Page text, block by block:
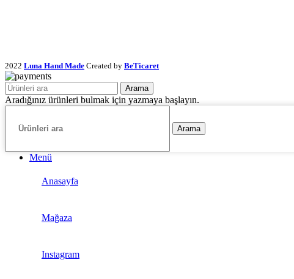
2022 Luna Hand Made Created by BeTicaret
Arama
Aradığınız ürünleri bulmak için yazmaya başlayın.
Arama
Menü
Anasayfa
Mağaza
Instagram